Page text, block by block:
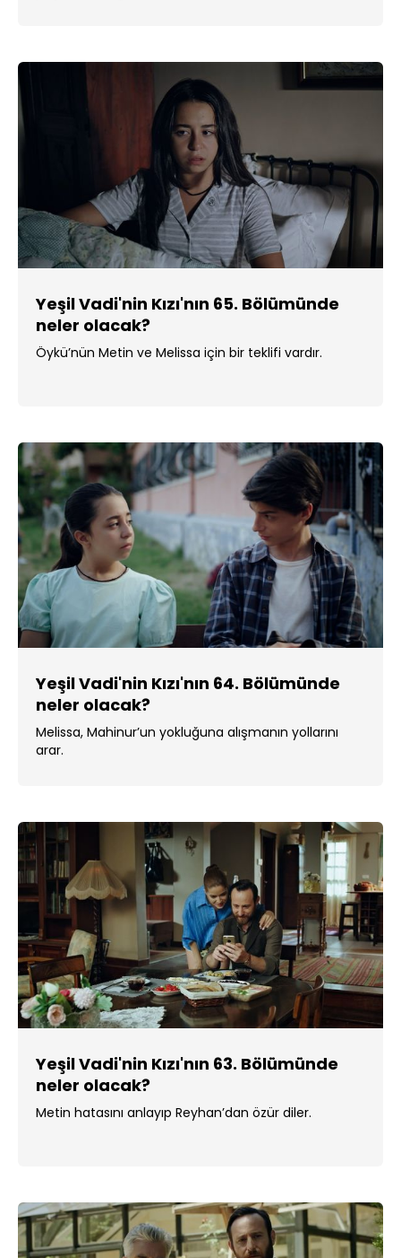
Yeşil Vadi'nin Kızı'nın 65. Bölümünde
neler olacak?
Öykü’nün Metin ve Melissa için bir teklifi vardır.
Yeşil Vadi'nin Kızı'nın 64. Bölümünde
neler olacak?
Melissa, Mahinur’un yokluğuna alışmanın yollarını
arar.
Yeşil Vadi'nin Kızı'nın 63. Bölümünde
neler olacak?
Metin hatasını anlayıp Reyhan’dan özür diler.